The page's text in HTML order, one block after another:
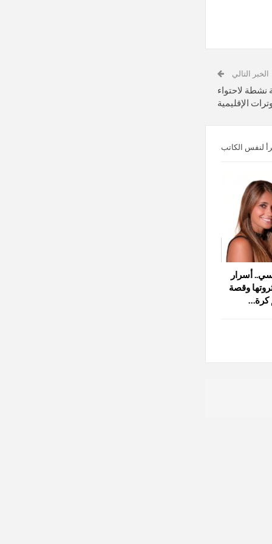
الخبر التالي
لاحتواء
الإقليمية
لنفس الكاتب
أسرار
وقصة
كرة…